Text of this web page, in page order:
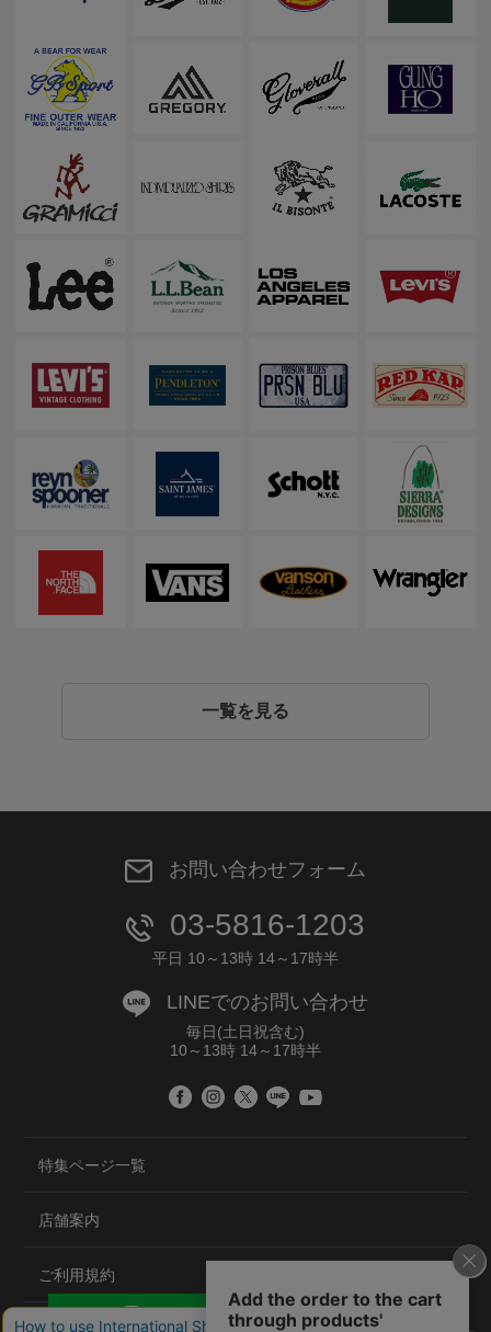
一覧を見る
お問い合わせフォーム
03-5816-1203
平日 10～13時 14～17時半
LINEでのお問い合わせ
毎日(土日祝含む)
10～13時 14～17時半
特集ページ一覧
店舗案内
ご利用規約